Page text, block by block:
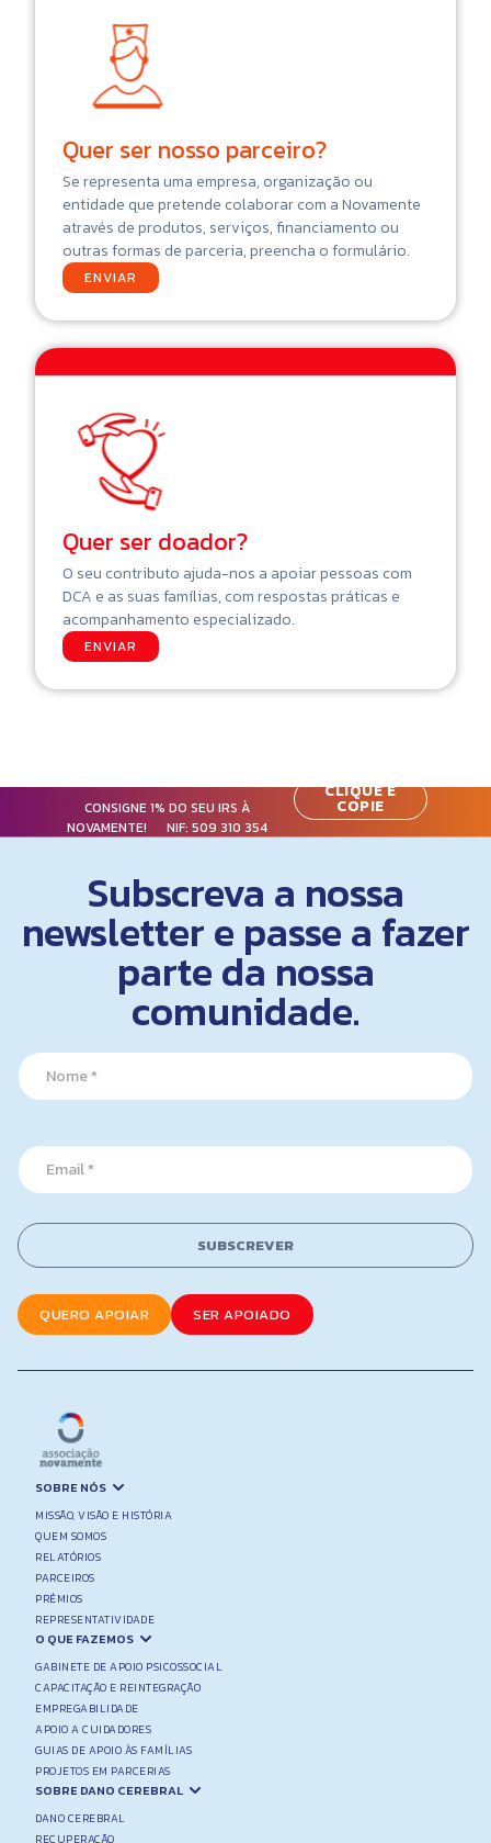
Quer ser nosso parceiro?
Se representa uma empresa, organização ou
entidade que pretende colaborar com a Novamente
através de produtos, serviços, financiamento ou
outras formas de parceria, preencha o formulário.
ENVIAR
Quer ser doador?
O seu contributo ajuda-nos a apoiar pessoas com
DCA e as suas famílias, com respostas práticas e
acompanhamento especializado.
ENVIAR
CONSIGNE 1% DO SEU IRS À
NOVAMENTE! NIF:509 310 354
CLIQUE E
COPIE
Subscreva a nossa
newsletter e passe a fazer
parte da nossa
comunidade.
m
a
E
m
a
l
E
m
a
i
l
N
a
m
E
m
a
l
*
SUBSCREVER
QUERO APOIAR SER APOIADO
SOBRE NÓS
MISSÃO, VISÃO E HISTÓRIA
QUEM SOMOS
RELATÓRIOS
PARCEIROS
PRÉMIOS
REPRESENTATIVIDADE
O QUE FAZEMOS
GABINETE DE APOIO PSICOSSOCIAL
CAPACITAÇÃO E REINTEGRAÇÃO
EMPREGABILIDADE
APOIO A CUIDADORES
GUIAS DE APOIO ÀS FAMÍLIAS
PROJETOS EM PARCERIAS
SOBRE DANO CEREBRAL
DANO CEREBRAL
RECUPERAÇÃO